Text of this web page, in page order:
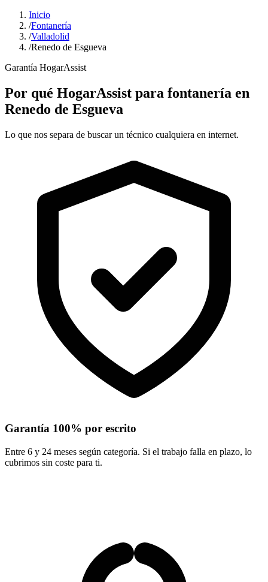
Inicio
/Fontanería
/Valladolid
/Renedo de Esgueva
Garantía HogarAssist
Por qué HogarAssist para fontanería en
Renedo de Esgueva
Lo que nos separa de buscar un técnico cualquiera en internet.
Garantía 100% por escrito
Entre 6 y 24 meses según categoría. Si el trabajo falla en plazo, lo
cubrimos sin coste para ti.